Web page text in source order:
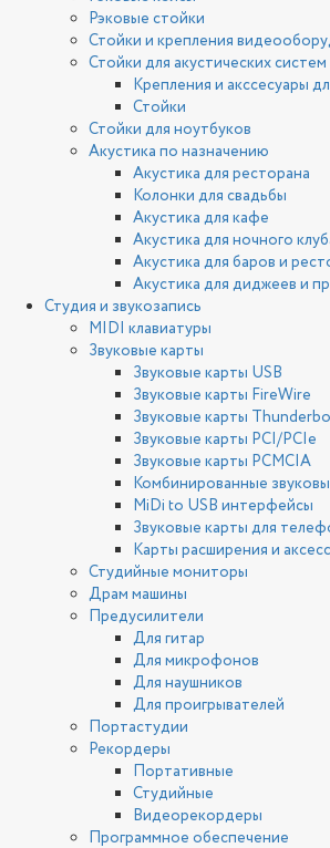
Рэковые стойки
Стойки и крепления
Стойки для акустических систем
Крепления и акссесуары
Стойки
Стойки для ноутбуков
Акустика по назначению
Акустика для ресторана
Колонки для свадьбы
Акустика для кафе
Акустика для ночного
Акустика для баров и
Акустика для диджеев и
Студия и звукозапись
MIDI клавиатуры
Звуковые карты
Звуковые карты USB
Звуковые карты FireWire
Звуковые карты
Звуковые карты PCI/PCIe
Звуковые карты PCMCIA
Комбинированные
MiDi to USB интерфейсы
Звуковые карты для
Карты расширения и
Студийные мониторы
Драм машины
Предусилители
Для гитар
Для микрофонов
Для наушников
Для проигрывателей
Портастудии
Рекордеры
Портативные
Студийные
Видеорекордеры
Программное обеспечение